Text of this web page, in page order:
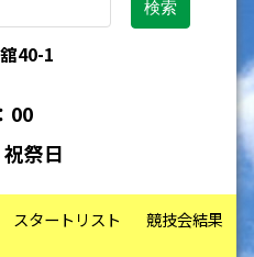
40-1
00
祭日
スタートリスト 競技会結果